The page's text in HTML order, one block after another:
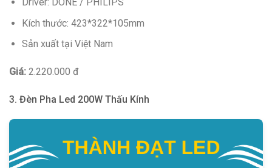
Kích thước: 423*322*105mm
Sản xuất tại Việt Nam
Giá: 2.220.000 đ
3. Đèn Pha Led 200W Thấu Kính